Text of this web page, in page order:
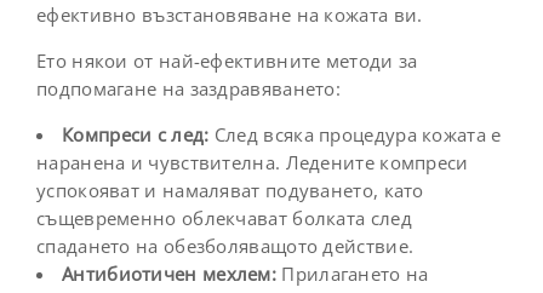
ефективно възстановяване на кожата ви.
Ето някои от най-ефективните методи за
подпомагане на заздравяването:
Компреси с лед: След всяка процедура кожата е
наранена и чувствителна. Ледените компреси
успокояват и намаляват подуването, като
същевременно облекчават болката след
спадането на обезболяващото действие.
Антибиотичен мехлем: Прилагането на